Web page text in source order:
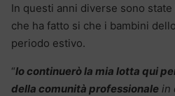
In questi anni diverse sono
che ha fatto si che i bambini
periodo estivo.
“Io continuerò la mia lotta qui
della comunità professionale in